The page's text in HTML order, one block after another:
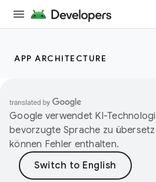
APP ARCHITECTURE
Google verwendet KI-
bevorzugte Sprache zu
können Fehler enthalten.